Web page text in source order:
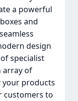
a powerful
and
design
specialist
array of
your products
customers to